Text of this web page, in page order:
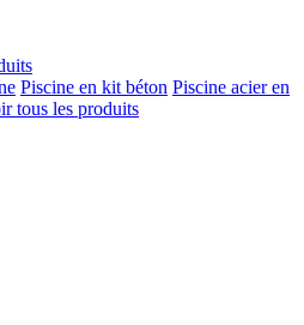
Piscine en kit béton Piscine acier en
tous les produits